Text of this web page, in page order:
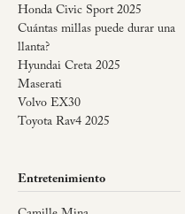
Honda Civic Sport 2025
Cuántas millas puede durar una
llanta?
Hyundai Creta 2025
Maserati
Volvo EX30
Toyota Rav4 2025
Entretenimiento